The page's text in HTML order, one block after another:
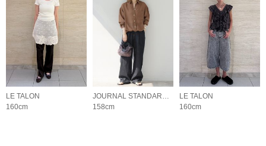
LE TALON
160cm
JOURNAL STANDARD relume LADYS
158cm
LE TALON
160cm